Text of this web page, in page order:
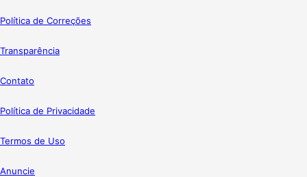
Política de Correções
Transparência
Contato
Política de Privacidade
Termos de Uso
Anuncie